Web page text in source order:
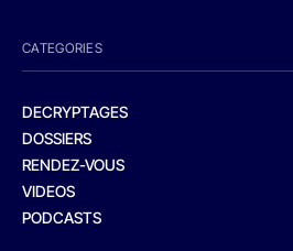
CATEGORIES
DECRYPTAGES
DOSSIERS
RENDEZ-VOUS
VIDEOS
PODCASTS